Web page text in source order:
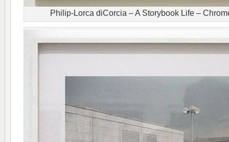
Philip-Lorca diCorcia – A Storybook Life –